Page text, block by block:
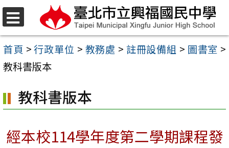
選
單
跳
至
主
要
容
區
首頁 >行政單位 > 教務處 > 註冊設備組 > 圖書室 >
教科書版本
教科書版本
經本校114學年度第二學期課程發